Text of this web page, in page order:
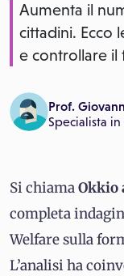
Aumenta il
cittadini. Ecco
e controllare il
Prof.
Specialista in
Si chiamaOkkio
completa
Welfare sulla
L’analisi ha